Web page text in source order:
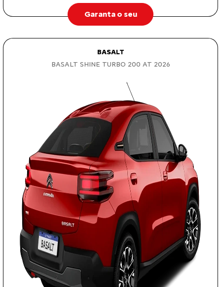
Garanta o seu
BASALT
BASALT SHINE TURBO 200 AT 2026